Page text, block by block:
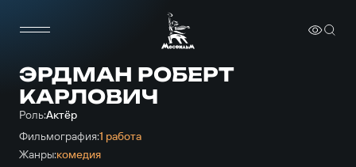
ЭРДМАН РОБЕРТ
КАРЛОВИЧ
Роль:Актёр
Фильмография:1 работа
Жанры:комедия